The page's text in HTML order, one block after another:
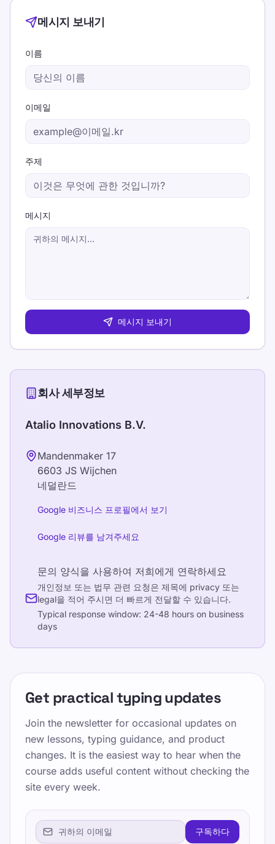
메시지 보내기
이름
이메일
주제
메시지
메시지 보내기
회사 세부정보
Atalio Innovations B.V.
Mandenmaker 17
6603 JS Wijchen
네덜란드
Google 비즈니스 프로필에서 보기
Google 리뷰를 남겨주세요
문의 양식을 사용하여 저희에게 연락하세요
개인정보 또는 법무 관련 요청은 제목에 privacy 또는
legal을 적어 주시면 더 빠르게 전달할 수 있습니다.
Typical response window: 24-48 hours on business
days
Get practical typing updates
Join the newsletter for occasional updates on
new lessons, typing guidance, and product
changes. It is the easiest way to hear when the
course adds useful content without checking the
site every week.
구독하다